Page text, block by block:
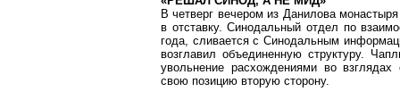
В четверг вечером из Данилова
в отставку. Синодальный отдел по
года, сливается с Синодальным
возглавил объединенную структуру.
увольнение расхождениями во
свою позицию вторую сторону.